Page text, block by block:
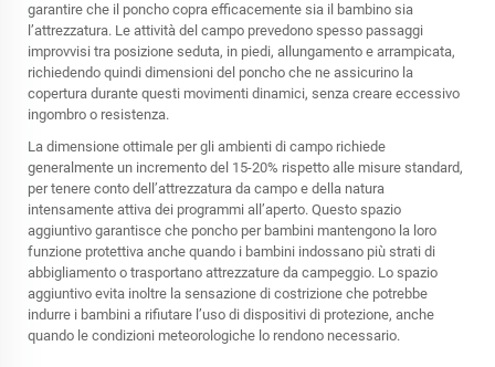
garantire che il poncho copra efficacemente sia il bambino sia
l’attrezzatura. Le attività del campo prevedono spesso passaggi
improvvisi tra posizione seduta, in piedi, allungamento e arrampicata,
richiedendo quindi dimensioni del poncho che ne assicurino la
copertura durante questi movimenti dinamici, senza creare eccessivo
ingombro o resistenza.
La dimensione ottimale per gli ambienti di campo richiede
generalmente un incremento del 15-20% rispetto alle misure standard,
per tenere conto dell’attrezzatura da campo e della natura
intensamente attiva dei programmi all’aperto. Questo spazio
aggiuntivo garantisce che poncho per bambini mantengono la loro
funzione protettiva anche quando i bambini indossano più strati di
abbigliamento o trasportano attrezzature da campeggio. Lo spazio
aggiuntivo evita inoltre la sensazione di costrizione che potrebbe
indurre i bambini a rifiutare l’uso di dispositivi di protezione, anche
quando le condizioni meteorologiche lo rendono necessario.